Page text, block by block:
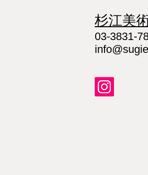
杉江美
03-3831-